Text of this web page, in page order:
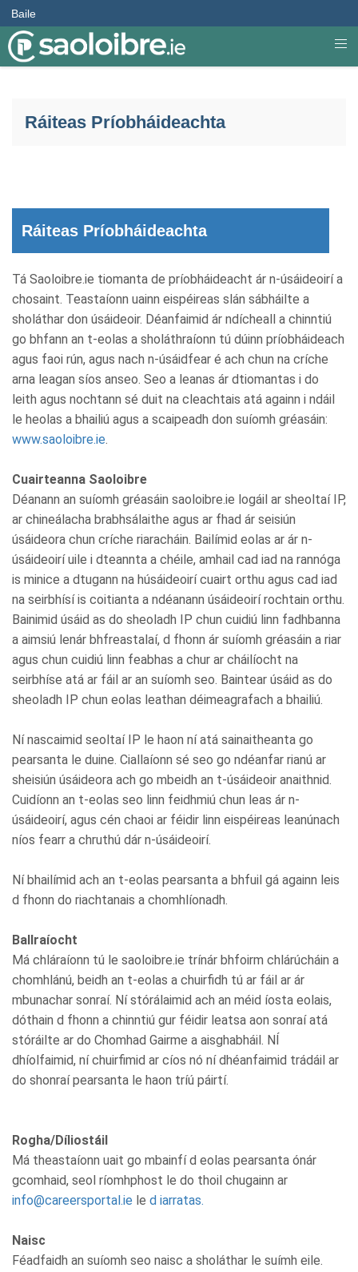
Baile
Ráiteas Príobháideachta
Ráiteas Príobháideachta
Tá Saoloibre.ie tiomanta de príobháideacht ár n-úsáideoirí a
chosaint. Teastaíonn uainn eispéireas slán sábháilte a
sholáthar don úsáideoir. Déanfaimid ár ndícheall a chinntiú
go bhfann an t-eolas a sholáthraíonn tú dúinn príobháideach
agus faoi rún, agus nach n-úsáidfear é ach chun na críche
arna leagan síos anseo. Seo a leanas ár dtiomantas i do
leith agus nochtann sé duit na cleachtais atá againn i ndáil
le heolas a bhailiú agus a scaipeadh don suíomh gréasáin:
www.saoloibre.ie.
Cuairteanna Saoloibre
Déanann an suíomh gréasáin saoloibre.ie logáil ar sheoltaí IP,
ar chineálacha brabhsálaithe agus ar fhad ár seisiún
úsáideora chun críche riaracháin. Bailímid eolas ar ár n-
úsáideoirí uile i dteannta a chéile, amhail cad iad na rannóga
is minice a dtugann na húsáideoirí cuairt orthu agus cad iad
na seirbhísí is coitianta a ndéanann úsáideoirí rochtain orthu.
Bainimid úsáid as do sheoladh IP chun cuidiú linn fadhbanna
a aimsiú lenár bhfreastalaí, d fhonn ár suíomh gréasáin a riar
agus chun cuidiú linn feabhas a chur ar cháilíocht na
seirbhíse atá ar fáil ar an suíomh seo. Baintear úsáid as do
sheoladh IP chun eolas leathan déimeagrafach a bhailiú.
Ní nascaimid seoltaí IP le haon ní atá sainaitheanta go
pearsanta le duine. Ciallaíonn sé seo go ndéanfar rianú ar
sheisiún úsáideora ach go mbeidh an t-úsáideoir anaithnid.
Cuidíonn an t-eolas seo linn feidhmiú chun leas ár n-
úsáideoirí, agus cén chaoi ar féidir linn eispéireas leanúnach
níos fearr a chruthú dár n-úsáideoirí.
Ní bhailímid ach an t-eolas pearsanta a bhfuil gá againn leis
d fhonn do riachtanais a chomhlíonadh.
Ballraíocht
Má chláraíonn tú le saoloibre.ie trínár bhfoirm chlárúcháin a
chomhlánú, beidh an t-eolas a chuirfidh tú ar fáil ar ár
mbunachar sonraí. Ní stórálaimid ach an méid íosta eolais,
dóthain d fhonn a chinntiú gur féidir leatsa aon sonraí atá
stóráilte ar do Chomhad Gairme a aisghabháil. NÍ
dhíolfaimid, ní chuirfimid ar cíos nó ní dhéanfaimid trádáil ar
do shonraí pearsanta le haon tríú páirtí.
Rogha/Díliostáil
Má theastaíonn uait go mbainfí d eolas pearsanta ónár
gcomhaid, seol ríomhphost le do thoil chugainn ar
info@careersportal.ie le d iarratas.
Naisc
Féadfaidh an suíomh seo naisc a sholáthar le suímh eile.